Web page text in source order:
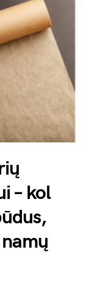
– kol